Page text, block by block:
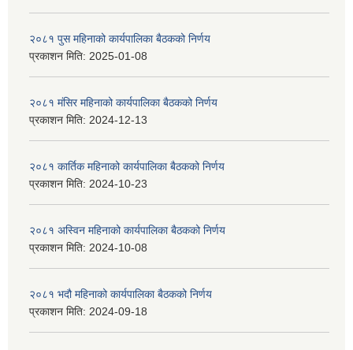
२०८१ पुस महिनाको कार्यपालिका बैठकको निर्णय
प्रकाशन मिति: 2025-01-08
२०८१ मंसिर महिनाको कार्यपालिका बैठकको निर्णय
प्रकाशन मिति: 2024-12-13
२०८१ कार्तिक महिनाको कार्यपालिका बैठकको निर्णय
प्रकाशन मिति: 2024-10-23
२०८१ अस्विन महिनाको कार्यपालिका बैठकको निर्णय
प्रकाशन मिति: 2024-10-08
२०८१ भदौ महिनाको कार्यपालिका बैठकको निर्णय
प्रकाशन मिति: 2024-09-18